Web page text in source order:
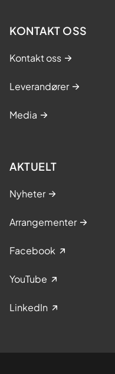
KONTAKT OSS
Kontakt oss
Leverandører
Media
AKTUELT
Nyheter
Arrangementer
Facebook
YouTube
LinkedIn